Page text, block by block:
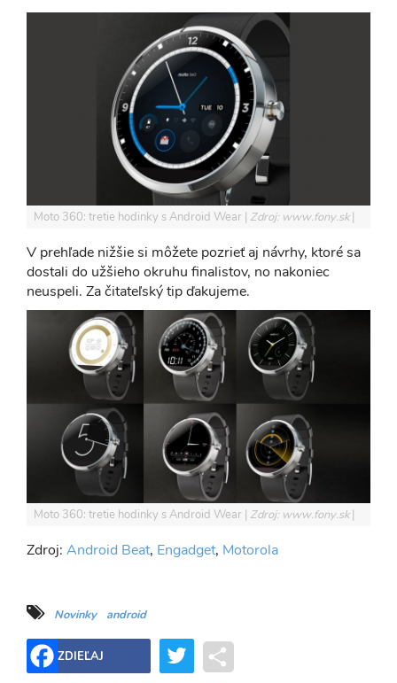
Moto 360: tretie hodinky s Android Wear Zdroj: www.fony.sk
V prehľade nižšie si môžete pozrieť aj návrhy, ktoré sa
dostali do užšieho okruhu finalistov, no nakoniec
neuspeli. Za čitateľský tip ďakujeme.
Moto 360: tretie hodinky s Android Wear Zdroj: www.fony.sk
Zdroj: Android Beat, Engadget, Motorola
Novinky android
ZDIEĽAJ Twitter